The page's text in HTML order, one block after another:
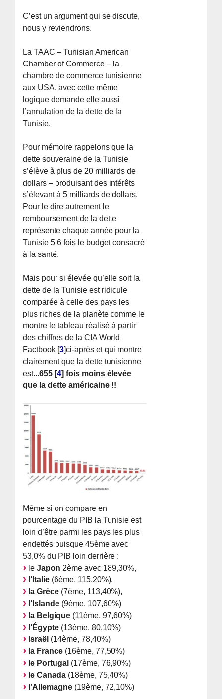
C’est un argument qui se discute,
nous y reviendrons.
La TAAC – Tunisian American
Chamber of Commerce – la
chambre de commerce tunisienne
aux USA, avec cette même
logique demande elle aussi
l’annulation de la dette de la
Tunisie.
Pour mémoire rappelons que la
dette souveraine de la Tunisie
s’élève à plus de 20 milliards de
dollars – produisant des intérêts
s’élevant à 5 milliards de dollars.
Pour le dire autrement le
remboursement de la dette
représente chaque année pour la
Tunisie 5,6 fois le budget consacré
à la santé.
Mais pour si élevée qu’elle soit la
dette de la Tunisie est ridicule
comparée à celle des pays les
plus riches de la planète comme le
montre le tableau réalisé à partir
des chiffres de la CIA World
Factbook [3]ci-après et qui montre
clairement que la dette tunisienne
est...655 [4] fois moins élevée
que la dette américaine !!
Même si on compare en
pourcentage du PIB la Tunisie est
loin d’être parmi les pays les plus
endettés puisque 45ème avec
53,0% du PIB loin derrière :
leJapon 2ème avec 189,30%,
l’Italie (6ème, 115,20%),
la Grèce (7ème, 113,40%),
l’Islande (9ème, 107,60%)
la Belgique (11ème, 97,60%)
l’Égypte (13ème, 80,10%)
Israël (14ème, 78,40%)
la France (16ème, 77,50%)
le Portugal (17ème, 76,90%)
le Canada (18ème, 75,40%)
l’Allemagne (19ème, 72,10%)